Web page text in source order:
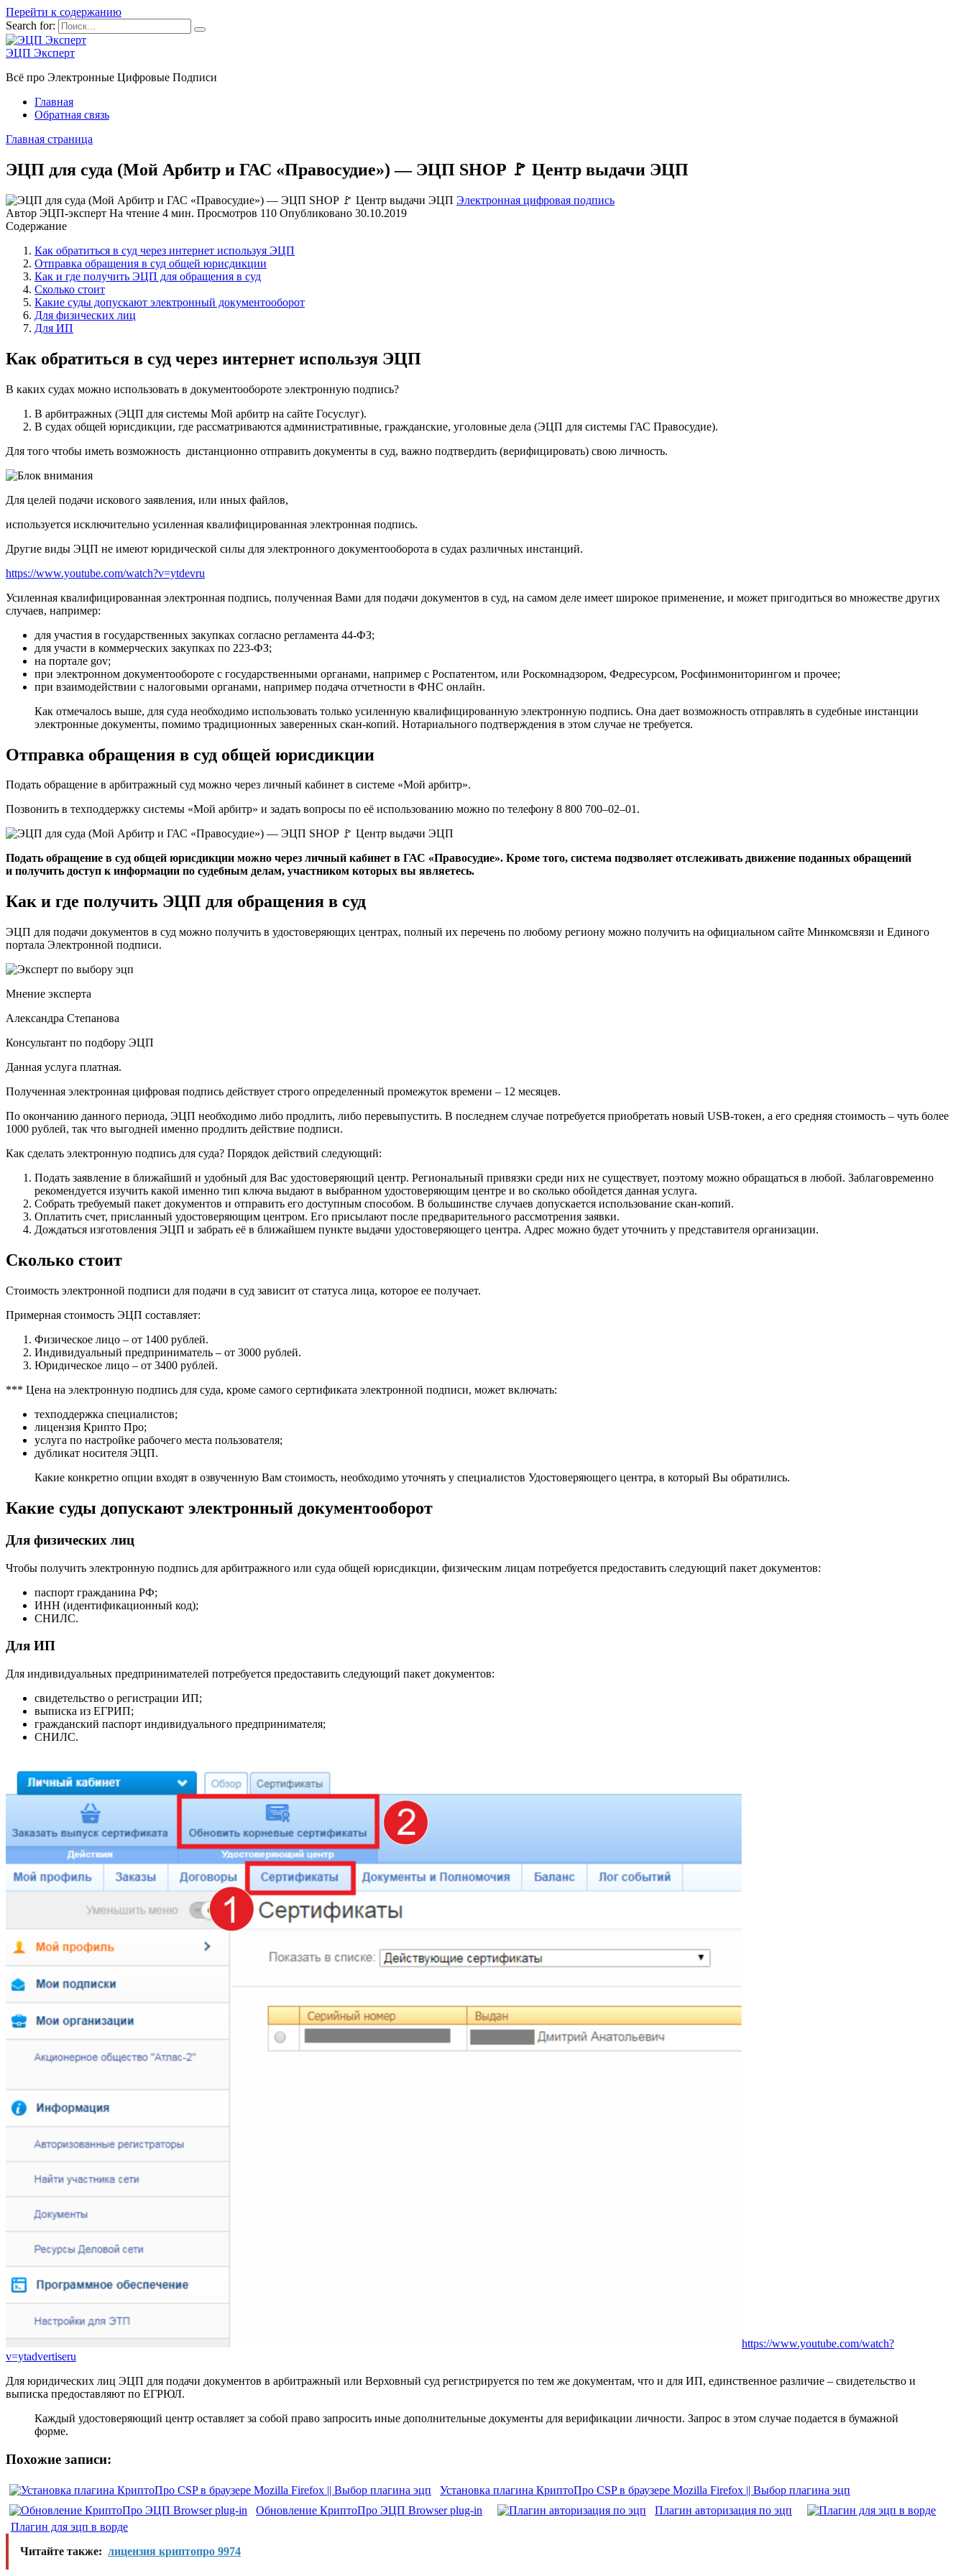
Перейти к содержанию
Search for:
ЭЦП Эксперт
Всё про Электронные Цифровые Подписи
Главная
Обратная связь
Главная страница
ЭЦП для суда (Мой Арбитр и ГАС «Правосудие») — ЭЦП SHOP 🚩 Центр выдачи ЭЦП
Электронная цифровая подпись
Автор ЭЦП-эксперт На чтение 4 мин. Просмотров 110 Опубликовано 30.10.2019
Содержание
Как обратиться в суд через интернет используя ЭЦП
Отправка обращения в суд общей юрисдикции
Как и где получить ЭЦП для обращения в суд
Сколько стоит
Какие суды допускают электронный документооборот
Для физических лиц
Для ИП
Как обратиться в суд через интернет используя ЭЦП
В каких судах можно использовать в документообороте электронную подпись?
В арбитражных (ЭЦП для системы Мой арбитр на сайте Госуслуг).
В судах общей юрисдикции, где рассматриваются административные, гражданские, уголовные дела (ЭЦП для системы ГАС Правосудие).
Для того чтобы иметь возможность дистанционно отправить документы в суд, важно подтвердить (верифицировать) свою личность.
Для целей подачи искового заявления, или иных файлов,
используется исключительно усиленная квалифицированная электронная подпись.
Другие виды ЭЦП не имеют юридической силы для электронного документооборота в судах различных инстанций.
https://www.youtube.com/watch?v=ytdevru
Усиленная квалифицированная электронная подпись, полученная Вами для подачи документов в суд, на самом деле имеет широкое применение, и может пригодиться во множестве других
случаев, например:
для участия в государственных закупках согласно регламента 44-ФЗ;
для участи в коммерческих закупках по 223-ФЗ;
на портале gov;
при электронном документообороте с государственными органами, например с Роспатентом, или Роскомнадзором, Федресурсом, Росфинмониторингом и прочее;
при взаимодействии с налоговыми органами, например подача отчетности в ФНС онлайн.
Как отмечалось выше, для суда необходимо использовать только усиленную квалифицированную электронную подпись. Она дает возможность отправлять в судебные инстанции
электронные документы, помимо традиционных заверенных скан-копий. Нотариального подтверждения в этом случае не требуется.
Отправка обращения в суд общей юрисдикции
Подать обращение в арбитражный суд можно через личный кабинет в системе «Мой арбитр».
Позвонить в техподдержку системы «Мой арбитр» и задать вопросы по её использованию можно по телефону 8 800 700–02–01.
Подать обращение в суд общей юрисдикции можно через личный кабинет в ГАС «Правосудие». Кроме того, система подзволяет отслеживать движение поданных обращений
и получить доступ к информации по судебным делам, участником которых вы являетесь.
Как и где получить ЭЦП для обращения в суд
ЭЦП для подачи документов в суд можно получить в удостоверяющих центрах, полный их перечень по любому региону можно получить на официальном сайте Минкомсвязи и Единого
портала Электронной подписи.
Мнение эксперта
Александра Степанова
Консультант по подбору ЭЦП
Данная услуга платная.
Полученная электронная цифровая подпись действует строго определенный промежуток времени – 12 месяцев.
По окончанию данного периода, ЭЦП необходимо либо продлить, либо перевыпустить. В последнем случае потребуется приобретать новый USB-токен, а его средняя стоимость – чуть более
1000 рублей, так что выгодней именно продлить действие подписи.
Как сделать электронную подпись для суда? Порядок действий следующий:
Подать заявление в ближайший и удобный для Вас удостоверяющий центр. Региональный привязки среди них не существует, поэтому можно обращаться в любой. Заблаговременно
рекомендуется изучить какой именно тип ключа выдают в выбранном удостоверяющим центре и во сколько обойдется данная услуга.
Собрать требуемый пакет документов и отправить его доступным способом. В большинстве случаев допускается использование скан-копий.
Оплатить счет, присланный удостоверяющим центром. Его присылают после предварительного рассмотрения заявки.
Дождаться изготовления ЭЦП и забрать её в ближайшем пункте выдачи удостоверяющего центра. Адрес можно будет уточнить у представителя организации.
Сколько стоит
Стоимость электронной подписи для подачи в суд зависит от статуса лица, которое ее получает.
Примерная стоимость ЭЦП составляет:
Физическое лицо – от 1400 рублей.
Индивидуальный предприниматель – от 3000 рублей.
Юридическое лицо – от 3400 рублей.
*** Цена на электронную подпись для суда, кроме самого сертификата электронной подписи, может включать:
техподдержка специалистов;
лицензия Крипто Про;
услуга по настройке рабочего места пользователя;
дубликат носителя ЭЦП.
Какие конкретно опции входят в озвученную Вам стоимость, необходимо уточнять у специалистов Удостоверяющего центра, в который Вы обратились.
Какие суды допускают электронный документооборот
Для физических лиц
Чтобы получить электронную подпись для арбитражного или суда общей юрисдикции, физическим лицам потребуется предоставить следующий пакет документов:
паспорт гражданина РФ;
ИНН (идентификационный код);
СНИЛС.
Для ИП
Для индивидуальных предпринимателей потребуется предоставить следующий пакет документов:
свидетельство о регистрации ИП;
выписка из ЕГРИП;
гражданский паспорт индивидуального предпринимателя;
СНИЛС.
https://www.youtube.com/watch?
v=ytadvertiseru
Для юридических лиц ЭЦП для подачи документов в арбитражный или Верховный суд регистрируется по тем же документам, что и для ИП, единственное различие – свидетельство и
выписка предоставляют по ЕГРЮЛ.
Каждый удостоверяющий центр оставляет за собой право запросить иные дополнительные документы для верификации личности. Запрос в этом случае подается в бумажной
форме.
Похожие записи:
Установка плагина КриптоПро CSP в браузере Mozilla Firefox || Выбор плагина эцп
Обновление КриптоПро ЭЦП Browser plug-in
Плагин авторизация по эцп
Плагин для эцп в ворде
Читайте также: лицензия криптопро 9974